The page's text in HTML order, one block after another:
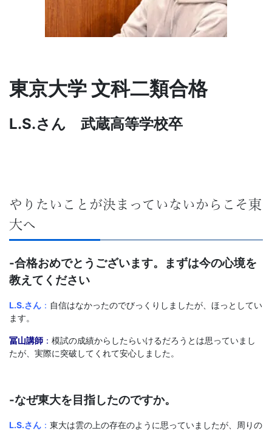
東京大学 文科二類合格
L.S.さん 武蔵高等学校卒
やりたいことが決まっていないからこそ東
大へ
-合格おめでとうございます。まずは今の心境を
教えてください
L.S.さん ： 自信はなかったのでびっくりしましたが、ほっとしてい
ます。
冨山講師 ： 模試の成績からしたらいけるだろうとは思っていまし
たが、実際に突破してくれて安心しました。
-なぜ東大を目指したのですか。
L.S.さん ： 東大は雲の上の存在のように思っていましたが、周りの